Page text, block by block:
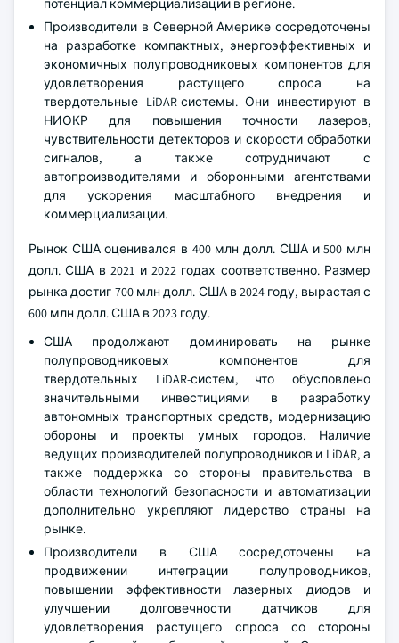
потенциал коммерциализации в регионе.
Производители в Северной Америке сосредоточены
на разработке компактных, энергоэффективных и
экономичных полупроводниковых компонентов для
удовлетворения растущего спроса на
твердотельные LiDAR-системы. Они инвестируют в
НИОКР для повышения точности лазеров,
чувствительности детекторов и скорости обработки
сигналов, а также сотрудничают с
автопроизводителями и оборонными агентствами
для ускорения масштабного внедрения и
коммерциализации.
Рынок США оценивался в 400 млн долл. США и 500 млн
долл. США в 2021 и 2022 годах соответственно. Размер
рынка достиг 700 млн долл. США в 2024 году, вырастая с
600 млн долл. США в 2023 году.
США продолжают доминировать на рынке
полупроводниковых компонентов для
твердотельных LiDAR-систем, что обусловлено
значительными инвестициями в разработку
автономных транспортных средств, модернизацию
обороны и проекты умных городов. Наличие
ведущих производителей полупроводников и LiDAR, а
также поддержка со стороны правительства в
области технологий безопасности и автоматизации
дополнительно укрепляют лидерство страны на
рынке.
Производители в США сосредоточены на
продвижении интеграции полупроводников,
повышении эффективности лазерных диодов и
улучшении долговечности датчиков для
удовлетворения растущего спроса со стороны